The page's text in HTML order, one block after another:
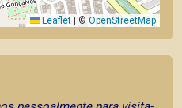
Leaflet © OpenStreetMap